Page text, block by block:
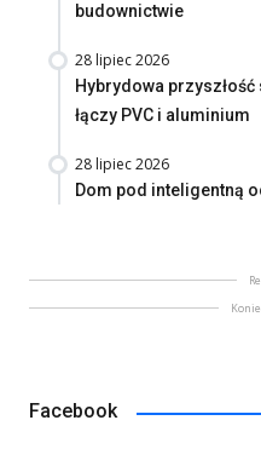
budownictwie
28 lipiec 2026
Hybrydowa
łączy PVC i aluminium
28 lipiec 2026
Dom pod inteligentną
Facebook